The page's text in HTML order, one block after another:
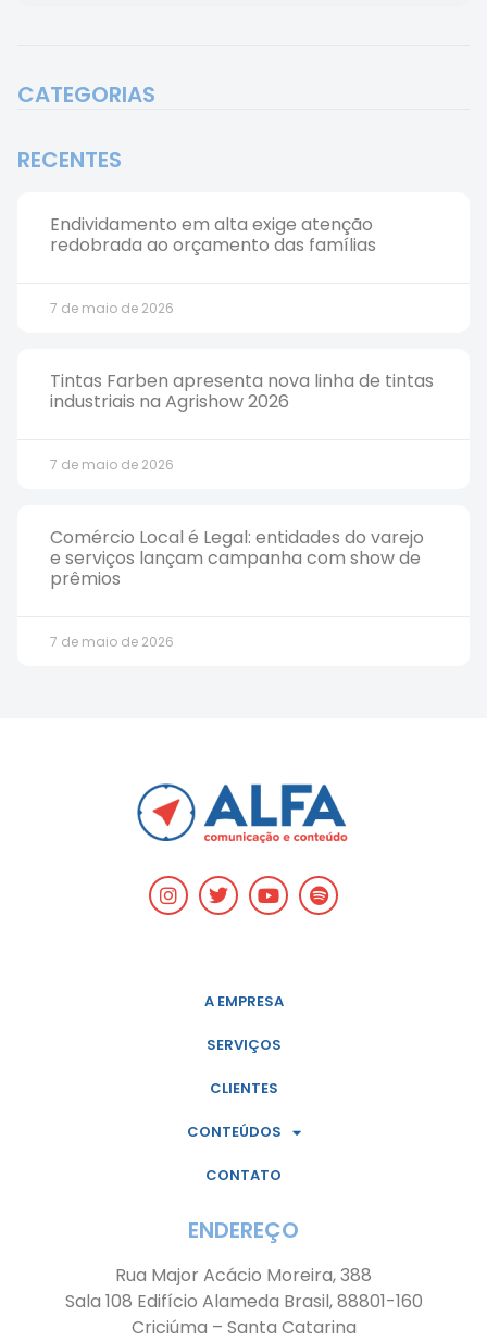
CATEGORIAS
RECENTES
Endividamento em alta exige atenção
redobrada ao orçamento das famílias
7 de maio de 2026
Tintas Farben apresenta nova linha de tintas
industriais na Agrishow 2026
7 de maio de 2026
Comércio Local é Legal: entidades do varejo
e serviços lançam campanha com show de
prêmios
7 de maio de 2026
A EMPRESA
SERVIÇOS
CLIENTES
CONTEÚDOS
CONTATO
ENDEREÇO
Rua Major Acácio Moreira, 388
Sala 108 Edifício Alameda Brasil, 88801-160
Criciúma – Santa Catarina